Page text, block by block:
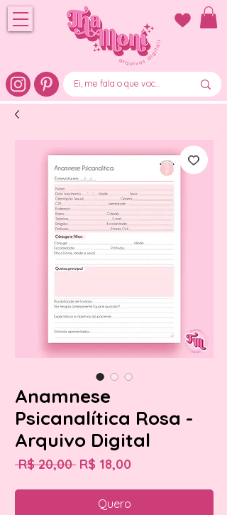
Anamnese
Psicanalítica Rosa -
Arquivo Digital
R$ 20,00 Preço
R$ 18,00
Quero